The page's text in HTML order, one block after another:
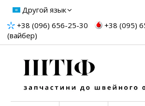
Другой язык
+38 (096) 656-25-30
+38 (095)
(вайбер)